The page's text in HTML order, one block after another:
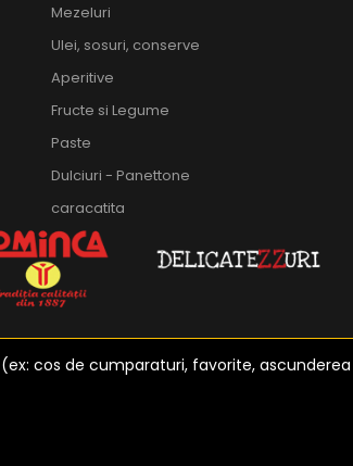
Mezeluri
Ulei, sosuri, conserve
Aperitive
Fructe si Legume
Paste
Dulciuri - Panettone
caracatita
cos de cumparaturi, favorite,